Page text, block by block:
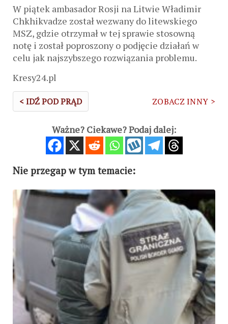
W piątek ambasador Rosji na Litwie Władimir
Chkhikvadze został wezwany do litewskiego
MSZ, gdzie otrzymał w tej sprawie stosowną
notę i został poproszony o podjęcie działań w
celu jak najszybszego rozwiązania problemu.
Kresy24.pl
< IDŹ POD PRĄD ZOBACZ INNY >
Ważne? Ciekawe? Podaj dalej:
Nie przegap w tym temacie: